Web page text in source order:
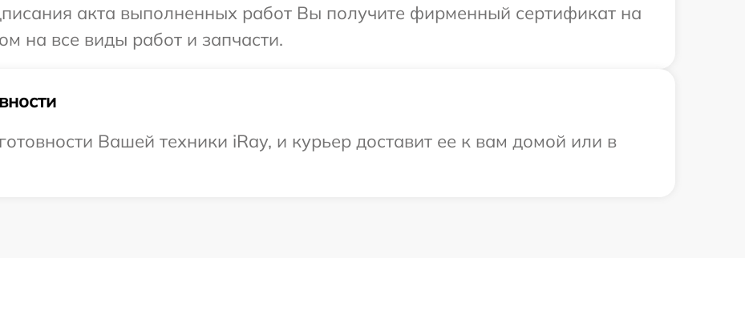
акта выполненных работ Вы получите фирменный сертификат на
на все виды работ и запчасти.
Вашей техники iRay, и курьер доставит ее к вам домой или в